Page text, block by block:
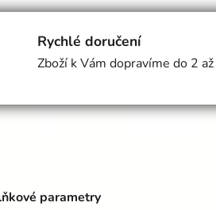
Rychlé doručení
Zboží k Vám dopravíme do 2
parametry